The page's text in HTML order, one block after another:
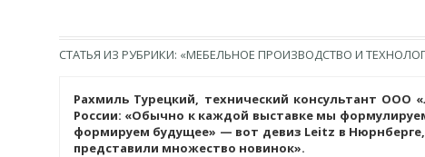
СТАТЬЯ ИЗ РУБРИКИ: «МЕБЕЛЬНОЕ ПРОИЗВОДСТВО И
Рахмиль Турецкий, технический консультант
России: «Обычно к каждой выставке мы
формируем будущее» — вот девиз Leitz в
представили множество новинок».